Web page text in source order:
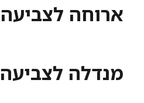
ארוחה לצביעה
מנדלה לצביעה